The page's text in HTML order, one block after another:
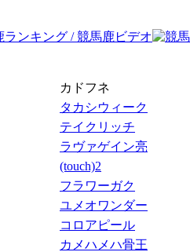
カドフネ
タカシウィーク
テイクリッチ
ラヴァゲイン亮
(touch)2
フラワーガク
ユメオワンダー
コロアピール
カメハメハ骨王